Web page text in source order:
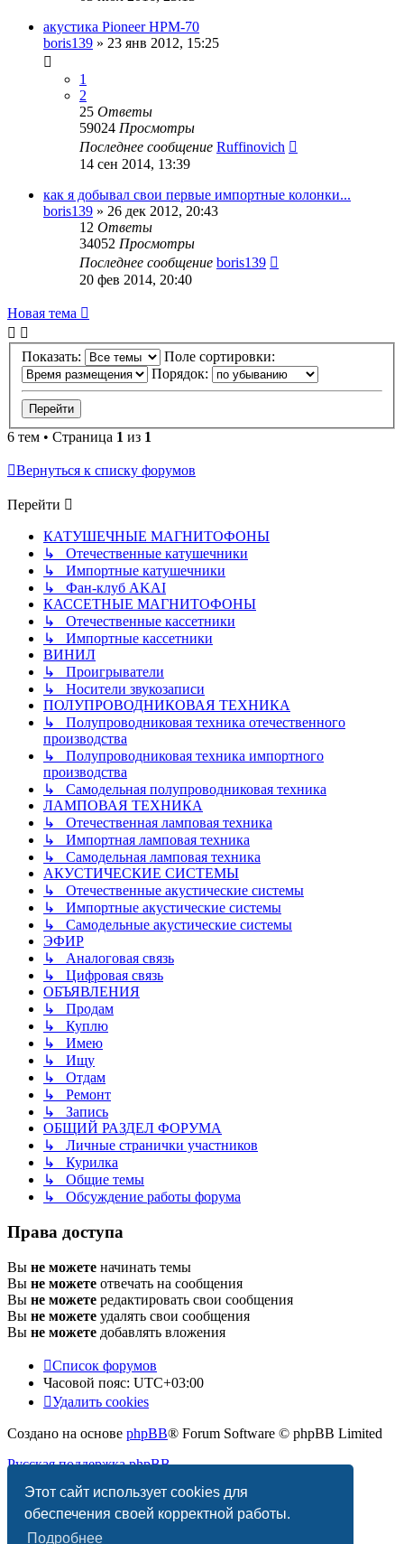
Этот сайт использует cookies для
обеспечения своей корректной работы.
Подробнее
акустика Pioneer HPM-70
boris139 » 23 янв 2012, 15:25
1
2
25 Ответы
59024 Просмотры
Последнее сообщение Ruffinovich
14 сен 2014, 13:39
как я добывал свои первые импортные колонки...
boris139 » 26 дек 2012, 20:43
12 Ответы
34052 Просмотры
Последнее сообщение boris139
20 фев 2014, 20:40
Новая тема
Показать:
Поле сортировки:
Порядок:
6 тем • Страница 1 из 1
Вернуться к списку форумов
Перейти
КАТУШЕЧНЫЕ МАГНИТОФОНЫ
↳ Отечественные катушечники
↳ Импортные катушечники
↳ Фан-клуб AKAI
КАССЕТНЫЕ МАГНИТОФОНЫ
↳ Отечественные кассетники
↳ Импортные кассетники
ВИНИЛ
↳ Проигрыватели
↳ Носители звукозаписи
ПОЛУПРОВОДНИКОВАЯ ТЕХНИКА
↳ Полупроводниковая техника отечественного
производства
↳ Полупроводниковая техника импортного
производства
↳ Самодельная полупроводниковая техника
ЛАМПОВАЯ ТЕХНИКА
↳ Отечественная ламповая техника
↳ Импортная ламповая техника
↳ Самодельная ламповая техника
АКУСТИЧЕСКИЕ СИСТЕМЫ
↳ Отечественные акустические системы
↳ Импортные акустические системы
↳ Самодельные акустические системы
ЭФИР
↳ Аналоговая связь
↳ Цифровая связь
ОБЪЯВЛЕНИЯ
↳ Продам
↳ Куплю
↳ Имею
↳ Ищу
↳ Отдам
↳ Ремонт
↳ Запись
ОБЩИЙ РАЗДЕЛ ФОРУМА
↳ Личные странички участников
↳ Курилка
↳ Общие темы
↳ Обсуждение работы форума
Права доступа
Вы не можете начинать темы
Вы не можете отвечать на сообщения
Вы не можете редактировать свои сообщения
Вы не можете удалять свои сообщения
Вы не можете добавлять вложения
Список форумов
Часовой пояс: UTC+03:00
Удалить cookies
Создано на основе phpBB® Forum Software © phpBB Limited
Русская поддержка phpBB
Конфиденциальность |Правила